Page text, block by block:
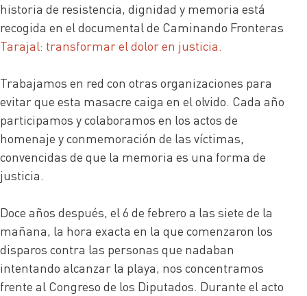
historia de resistencia, dignidad y memoria está
recogida en el documental de Caminando Fronteras
Tarajal: transformar el dolor en justicia.
Trabajamos en red con otras organizaciones para
evitar que esta masacre caiga en el olvido. Cada año
participamos y colaboramos en los actos de
homenaje y conmemoración de las víctimas,
convencidas de que la memoria es una forma de
justicia.
Doce años después, el 6 de febrero a las siete de la
mañana, la hora exacta en la que comenzaron los
disparos contra las personas que nadaban
intentando alcanzar la playa, nos concentramos
frente al Congreso de los Diputados. Durante el acto